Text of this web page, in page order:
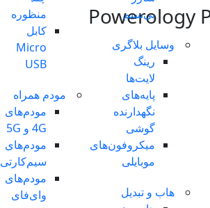
بی‌سیم
وسایل بلاگری
رینگ
لایت‌ها
پایه‌های
نگهدارنده
گوشی
میکروفون‌های
موبایلی
هاب و تبدیل
منظوره
کابل
Micro
USB
مودم همراه
مودم‌های
4G و 5G
مودم‌های
سیم‌کارتی
مودم‌های
وای‌فای